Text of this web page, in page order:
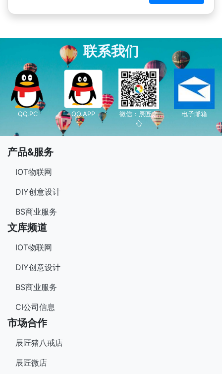
联系我们
QQ.PC QQ.APP
微信：辰匠之
心
电子邮箱
产品&服务
IOT物联网
DIY创意设计
BS商业服务
文库频道
IOT物联网
DIY创意设计
BS商业服务
CI公司信息
市场合作
辰匠猪八戒店
辰匠微店